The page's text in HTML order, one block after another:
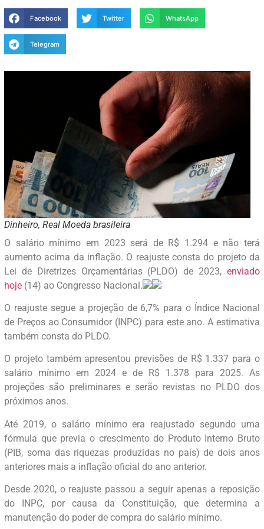
Facebook Twitter WhatsApp
Telegram
Dinheiro, Real Moeda brasileira
O salário mínimo em 2023 será de R$ 1.294 e não terá
aumento acima da inflação. O reajuste consta do projeto da
Lei de Diretrizes Orçamentárias (PLDO) de 2023, enviado
hoje (14) ao Congresso Nacional.
O reajuste segue a projeção de 6,7% para o Índice Nacional
de Preços ao Consumidor (INPC) para este ano. A estimativa
também consta do PLDO.
O projeto também apresentou previsões de R$ 1.337 para o
salário mínimo em 2024 e de R$ 1.378 para 2025. As
projeções são preliminares e serão revistas no PLDO dos
próximos anos.
Até 2019, o salário mínimo era reajustado segundo uma
fórmula que previa o crescimento do Produto Interno Bruto
(PIB, soma das riquezas produzidas no país) de dois anos
anteriores mais a inflação oficial do ano anterior.
Desde 2020, o reajuste passou a seguir apenas a reposição
do INPC, por causa da Constituição, que determina a
manutenção do poder de compra do salário mínimo.